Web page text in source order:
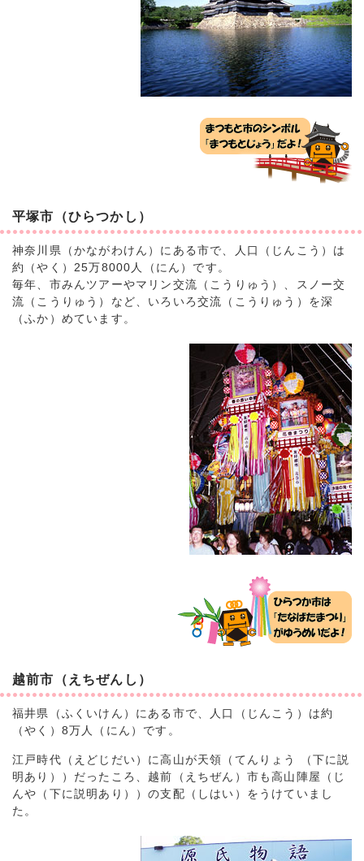
平塚市（ひらつかし）
神奈川県（かながわけん）にある市で、人口（じんこう）は
約（やく）25万8000人（にん）です。
毎年、市みんツアーやマリン交流（こうりゅう）、スノー交
流（こうりゅう）など、いろいろ交流（こうりゅう）を深
（ふか）めています。
越前市（えちぜんし）
福井県（ふくいけん）にある市で、人口（じんこう）は約
（やく）8万人（にん）です。
江戸時代（えどじだい）に高山が天領（てんりょう （下に説
明あり））だったころ、越前（えちぜん）市も高山陣屋（じ
んや（下に説明あり））の支配（しはい）をうけていまし
た。